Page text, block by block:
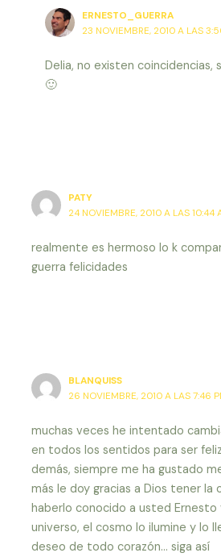
ERNESTO_GUERRA
23 NOVIEMBRE, 2010 A LAS
Delia, no existen coincidencias,
🙂
PATY
24 NOVIEMBRE, 2010 A LAS 10:44
realmente es hermoso lo k
guerra felicidades
BLANQUISS
26 NOVIEMBRE, 2010 A LAS 7:46
muchas veces he intentado
en todos los sentidos para ser
demás, siempre me ha gustado
más le doy gracias a Dios tener la
haberlo conocido a usted Ernesto
universo, el cosmo lo ilumine y lo
deseo de todo corazón… siga así